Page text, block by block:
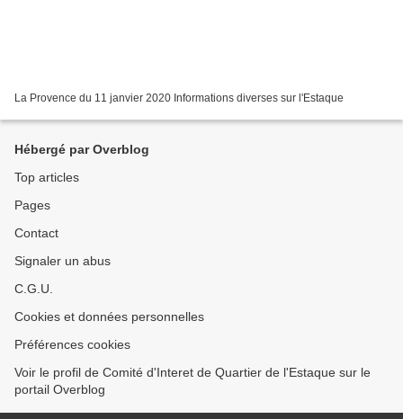
La Provence du 11 janvier 2020 Informations diverses sur l'Estaque
Hébergé par Overblog
Top articles
Pages
Contact
Signaler un abus
C.G.U.
Cookies et données personnelles
Préférences cookies
Voir le profil de Comité d'Interet de Quartier de l'Estaque sur le
portail Overblog